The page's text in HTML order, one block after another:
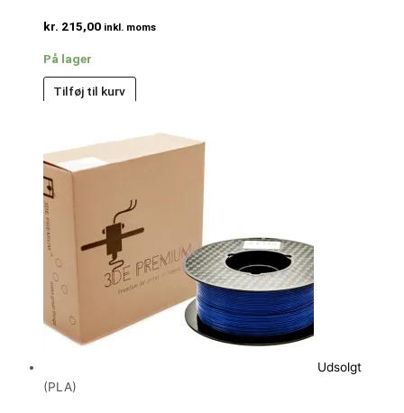
kr. 215,00 inkl. moms
På lager
Tilføj til kurv
Udsolgt
(PLA)